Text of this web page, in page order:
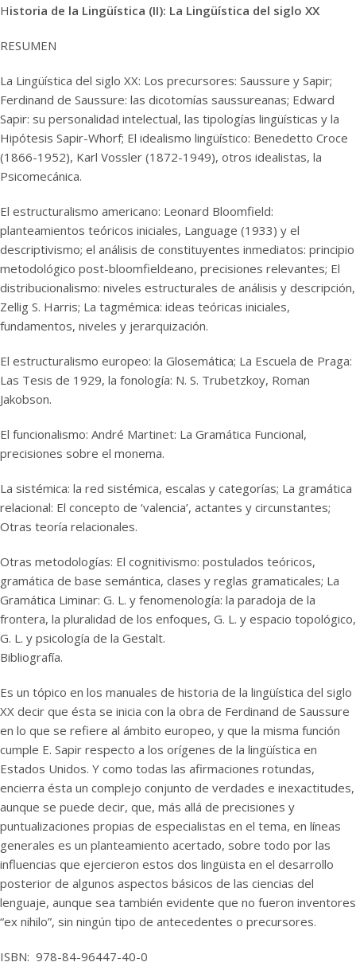
Historia de la Lingüística (II): La Lingüística del siglo XX
RESUMEN
La Lingüística del siglo XX: Los precursores: Saussure y Sapir;
Ferdinand de Saussure: las dicotomías saussureanas; Edward
Sapir: su personalidad intelectual, las tipologías lingüísticas y la
Hipótesis Sapir-Whorf; El idealismo lingüístico: Benedetto Croce
(1866-1952), Karl Vossler (1872-1949), otros idealistas, la
Psicomecánica.
El estructuralismo americano: Leonard Bloomfield:
planteamientos teóricos iniciales, Language (1933) y el
descriptivismo; el análisis de constituyentes inmediatos: principio
metodológico post-bloomfieldeano, precisiones relevantes; El
distribucionalismo: niveles estructurales de análisis y descripción,
Zellig S. Harris; La tagmémica: ideas teóricas iniciales,
fundamentos, niveles y jerarquización.
El estructuralismo europeo: la Glosemática; La Escuela de Praga:
Las Tesis de 1929, la fonología: N. S. Trubetzkoy, Roman
Jakobson.
El funcionalismo: André Martinet: La Gramática Funcional,
precisiones sobre el monema.
La sistémica: la red sistémica, escalas y categorías; La gramática
relacional: El concepto de ‘valencia’, actantes y circunstantes;
Otras teoría relacionales.
Otras metodologías: El cognitivismo: postulados teóricos,
gramática de base semántica, clases y reglas gramaticales; La
Gramática Liminar: G. L. y fenomenología: la paradoja de la
frontera, la pluralidad de los enfoques, G. L. y espacio topológico,
G. L. y psicología de la Gestalt.
Bibliografía.
Es un tópico en los manuales de historia de la lingüística del siglo
XX decir que ésta se inicia con la obra de Ferdinand de Saussure
en lo que se refiere al ámbito europeo, y que la misma función
cumple E. Sapir respecto a los orígenes de la lingüística en
Estados Unidos. Y como todas las afirmaciones rotundas,
encierra ésta un complejo conjunto de verdades e inexactitudes,
aunque se puede decir, que, más allá de precisiones y
puntualizaciones propias de especialistas en el tema, en líneas
generales es un planteamiento acertado, sobre todo por las
influencias que ejercieron estos dos lingüista en el desarrollo
posterior de algunos aspectos básicos de las ciencias del
lenguaje, aunque sea también evidente que no fueron inventores
“ex nihilo”, sin ningún tipo de antecedentes o precursores.
ISBN: 978-84-96447-40-0